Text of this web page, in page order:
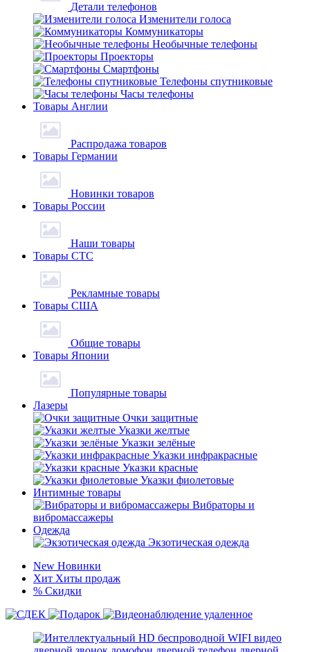
Детали телефонов
Изменители голоса
Коммуникаторы
Необычные телефоны
Проекторы
Смартфоны
Телефоны спутниковые
Часы телефоны
Товары Англии
Распродажа товаров
Товары Германии
Новинки товаров
Товары России
Наши товары
Товары СТС
Рекламные товары
Товары США
Общие товары
Товары Японии
Популярные товары
Лазеры
Очки защитные
Указки желтые
Указки зелёные
Указки инфракрасные
Указки красные
Указки фиолетовые
Интимные товары
Вибраторы и
вибромассажеры
Одежда
Экзотическая одежда
New Новинки
Хит Хиты продаж
% Скидки